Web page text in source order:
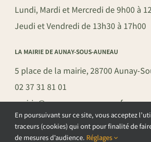
Lundi, Mardi et Mercredi de 9h00 à
Jeudi et Vendredi de 13h30 à 17h00
LA MAIRIE DE AUNAY-SOUS-AUNEAU
5 place de la mairie, 28700 Aunay-
02 37 31 81 01
mairie@aunay-sous-auneau.fr
En poursuivant sur ce site, vous acceptez
traceurs (cookies) qui ont pour finalité de
de mesures d’audience. Réglages